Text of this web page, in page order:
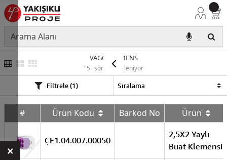
VAGO KLEMENS
"5" sonuç listeleniyor
Filtrele (1)
# Ürün Kodu Barkod No Ürün
ÇE1.04.007.00050
2,5X2 Yaylı
Buat Klemensi
×